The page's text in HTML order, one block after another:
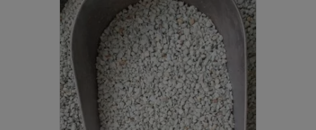
Die
Optionen
können
auf
der
Produktseite
gewählt